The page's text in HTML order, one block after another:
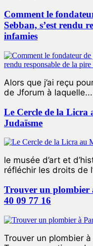
Comment le
Sebban, s’est rendu
infamies
Alors que j’ai reçu
de Jforum à laquelle...
Le Cercle de la Licra
Judaïsme
le musée d’art et
réfléchir les droits de
Trouver un plombier
40 09 77 16
Trouver un plombier